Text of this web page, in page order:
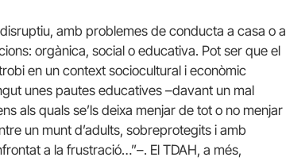
amb problemes de conducta a casa o a
orgànica, social o educativa. Pot ser que el
en un context sociocultural i econòmic
unes pautes educatives –davant un mal
als quals se’ls deixa menjar de tot o no menjar
un munt d’adults, sobreprotegits i amb
a la frustració…”–. El TDAH, a més,